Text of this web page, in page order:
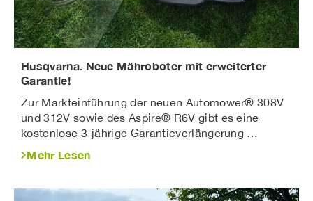
Husqvarna. Neue Mähroboter mit erweiterter
Garantie!
Zur Markteinführung der neuen Automower® 308V
und 312V sowie des Aspire® R6V gibt es eine
kostenlose 3-jährige Garantieverlängerung …
Mehr Lesen